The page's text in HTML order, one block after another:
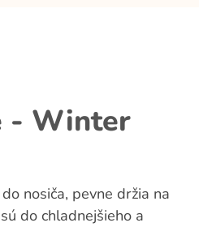
- Winter
nosiča, pevne držia na
do chladnejšieho a